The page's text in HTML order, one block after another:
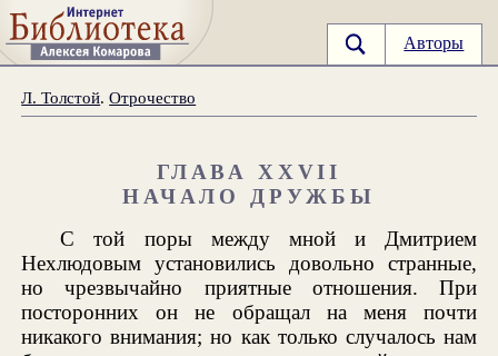
Авторы
Л. Толстой.Отрочество
ГЛАВА XXVII
НАЧАЛО ДРУЖБЫ
С той поры между мной и Дмитрием
Нехлюдовым установились довольно странные,
но чрезвычайно приятные отношения. При
посторонних он не обращал на меня почти
никакого внимания; но как только случалось нам